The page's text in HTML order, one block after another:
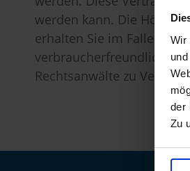
Wir
der
Zu
werden kann. Die Höhe
erhalten Sie im Falle
verbraucherfreundliche
Rechtsanwälte zu